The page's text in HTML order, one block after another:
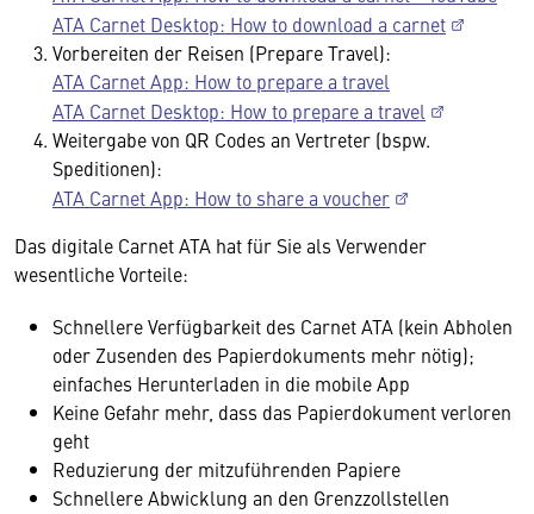
ATA Carnet Desktop: How to download a carnet
Vorbereiten der Reisen (Prepare Travel):
ATA Carnet App: How to prepare a travel
ATA Carnet Desktop: How to prepare a travel
Weitergabe von QR Codes an Vertreter (bspw.
Speditionen):
ATA Carnet App: How to share a voucher
Das digitale Carnet ATA hat für Sie als Verwender
wesentliche Vorteile:
Schnellere Verfügbarkeit des Carnet ATA (kein Abholen
oder Zusenden des Papierdokuments mehr nötig);
einfaches Herunterladen in die mobile App
Keine Gefahr mehr, dass das Papierdokument verloren
geht
Reduzierung der mitzuführenden Papiere
Schnellere Abwicklung an den Grenzzollstellen